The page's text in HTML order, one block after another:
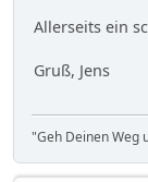
Allerseits ein
Gruß, Jens
"Geh Deinen Weg